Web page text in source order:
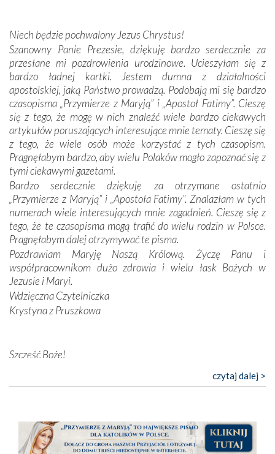
mieliśmy okazję przekonać się, że Maryja swoją opieką
otacza nie tylko nasz naród, lecz wszystkie nacje, które
się Jej ufnie oddają, a także każdą osobę, która zawierza
Jej siebie oraz swych bliskich.
Dzieje Portugalii to również historia wierności Bogu i
odstępstw, także w życiu władców. Trudne momenty w
wymiarze tak osobistym, jak i zbiorowym, przypominają o
konieczności ciągłego zabiegania o własną duszę i o łaskę
Opatrzności. Wierność przynosi pomyślność –
przynajmniej w życiu duchowym. Odstępstwo owocuje
nieszczęściem i śmiercią. Te uniwersalne prawdy
przychodziły na myśl, gdy słuchaliśmy opowieści
przewodników o portugalskich monarchach i wodzach,
zwycięskich bitwach i nieszczęśliwych losach grzesznych
kochanków.
Byli tym razem pośród Apostołów Fatimy reprezentanci
każdego spośród żyjących pokoleń. Najmłodszy uczestnik
liczył sobie 13 lat, zaś senior, pan Zdzisław – już 94.
Całe życie marzyłem, by tu przyjechać
rozmowie.
bez obecności duszpasterza – księdza Krzysztofa.
wysłuchania Mszy Świętej, dawał on wyrazy swej
Każdy z nas przywiózł Matce Bożej bagaż własnych
intencji, od tych najbardziej osobistych po zbiorowe –
Niech będzie pochwalony Jezus Chrystus!
Szanowny Panie Prezesie, dziękuję bardzo serdecznie za
przesłane mi pozdrowienia urodzinowe. Ucieszyłam się z
bardzo ładnej kartki. Jestem dumna z działalności
apostolskiej, jaką Państwo prowadzą. Podobają mi się bardzo
czasopisma „Przymierze z Maryją” i „Apostoł Fatimy”. Cieszę
się z tego, że mogę w nich znaleźć wiele bardzo ciekawych
artykułów poruszających interesujące mnie tematy. Cieszę się
z tego, że wiele osób może korzystać z tych czasopism.
Pragnęłabym bardzo, aby wielu Polaków mogło zapoznać się z
tymi ciekawymi gazetami.
Bardzo serdecznie dziękuję za otrzymane ostatnio
„Przymierze z Maryją” i „Apostoła Fatimy”. Znalazłam w tych
numerach wiele interesujących mnie zagadnień. Cieszę się z
tego, że te czasopisma mogą trafić do wielu rodzin w Polsce.
Pragnęłabym dalej otrzymywać te pisma.
Pozdrawiam Maryję Naszą Królową. Życzę Panu i
współpracownikom dużo zdrowia i wielu łask Bożych w
Jezusie i Maryi.
Wdzięczna Czytelniczka
Krystyna z Pruszkowa
Szczęść Boże!
to pismo, które bardzo sobie cenię i szanuję. Redagujecie
nas prowadzi!
Barbara
czytaj dalej >